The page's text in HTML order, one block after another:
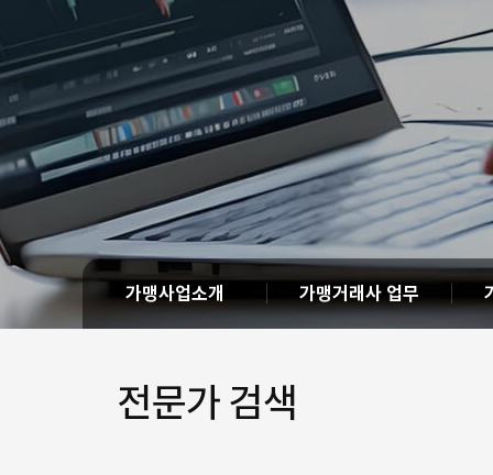
가맹사업소개 가맹거래사 업무
전문가 검색